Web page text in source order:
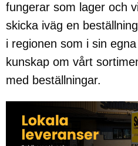
fungerar som lager och
skicka iväg en
i regionen som i sin
kunskap om vårt
med beställningar.